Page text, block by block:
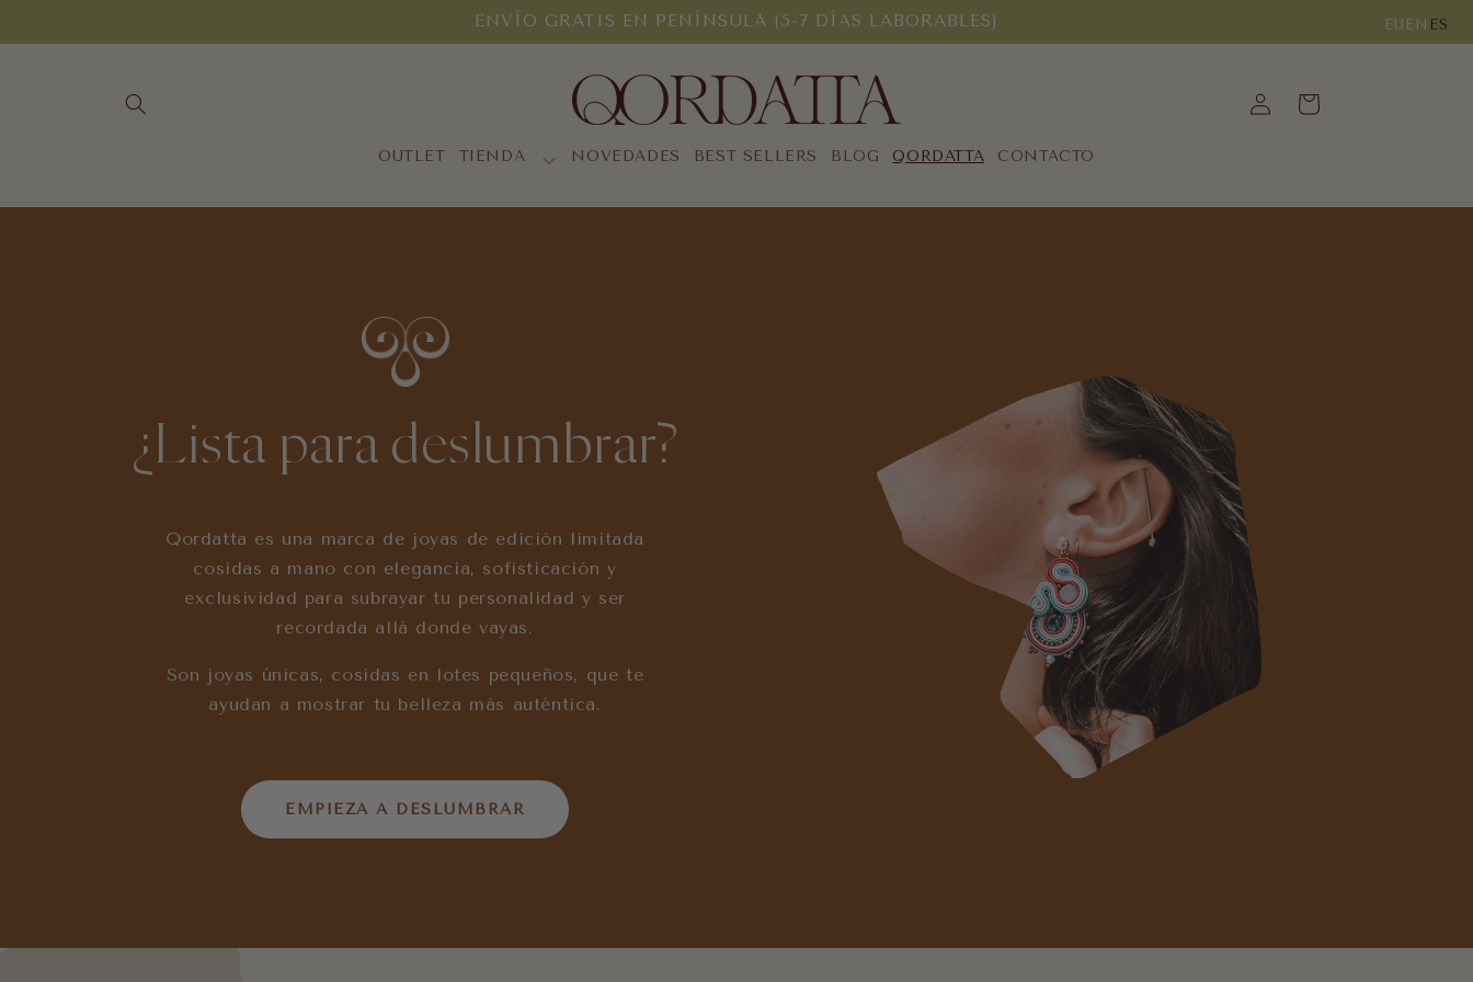
al contenido
ENVÍO GRATIS EN PENÍNSULA (5-7 DÍAS LABORABLES)
OUTLET TIENDA NOVEDADES BEST SELLERS BLOG QORDATTA CONTACTO
Iniciar
sesión
EU EN ES
Carrito
¿Lista para deslumbrar?
Qordatta es una marca de joyas de edición limitada
cosidas a mano con elegancia, sofisticación y
exclusividad para subrayar tu personalidad y ser
recordada allá donde vayas.
Son joyas únicas, cosidas en lotes pequeños, que te
ayudan a mostrar tu belleza más auténtica.
EMPIEZA A DESLUMBRAR